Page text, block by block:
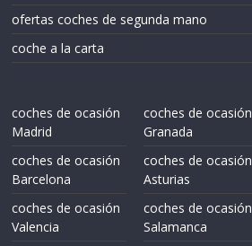
ofertas coches de segunda mano
coche a la carta
coches de ocasión
Madrid
coches de ocasión
Barcelona
coches de ocasión
Valencia
coches de ocasión
Granada
coches de ocasión
Asturias
coches de ocasión
Salamanca